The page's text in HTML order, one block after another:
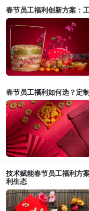
春节员工福利创新方案：
春节员工福利如何选？定
技术赋能春节员工福利方
利生态